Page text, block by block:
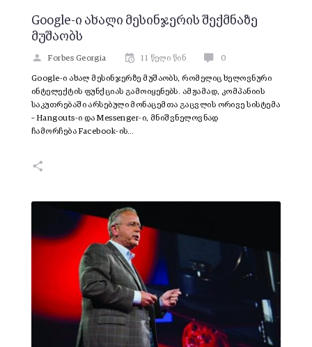
Google-ი ახალი მესინჯერის შექმნაზე
მუშაობს
Forbes Georgia 11 წელი წინ 0
Google-ი ახალ მესინჯერზე მუშაობს, რომელიც ხელოვნური
ინტელექტის ფუნქციას გამოიყენებს. ამჟამად, კომპანიის
საკუთრებაში არსებული მონაცემთა გაცვლის ორივე სისტემა
– Hangouts-ი და Messenger-ი, მნიშვნელოვნად
ჩამორჩება Facebook-ის…